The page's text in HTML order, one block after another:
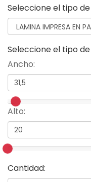
Seleccione el tipo
Seleccione el tipo
Ancho:
Alto:
Cantidad: